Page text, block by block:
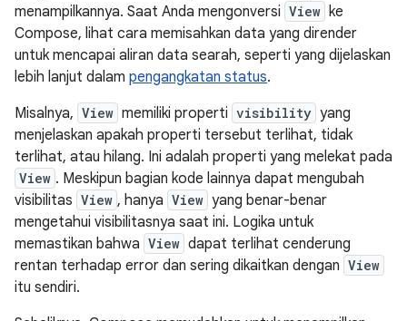
menampilkannya. Saat Anda mengonversi View ke
Compose, lihat cara memisahkan data yang dirender
untuk mencapai aliran data searah, seperti yang dijelaskan
lebih lanjut dalam pengangkatan status.
Misalnya, View memiliki properti visibility yang
menjelaskan apakah properti tersebut terlihat, tidak
terlihat, atau hilang. Ini adalah properti yang melekat pada
View . Meskipun bagian kode lainnya dapat mengubah
visibilitas View , hanya View yang benar-benar
mengetahui visibilitasnya saat ini. Logika untuk
memastikan bahwa View dapat terlihat cenderung
rentan terhadap error dan sering dikaitkan dengan View
itu sendiri.